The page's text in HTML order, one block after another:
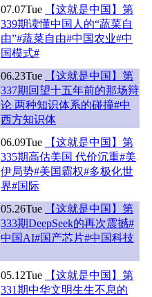
07.07Tue
【这就是中国】第
339期读懂中国人的“蔬菜自
由”#蔬菜自由#中国农业#中
国模式#
06.23Tue
【这就是中国】第
337期回望十五年前的那场辩
论 两种知识体系的碰撞#中
西方知识体
06.09Tue
【这就是中国】第
335期高估美国 代价沉重#美
伊局势#美国霸权#多极化世
界#国际
05.26Tue
【这就是中国】第
333期DeepSeek的再次震撼#
中国AI#国产芯片#中国科技
05.12Tue
【这就是中国】第
331期中华文明生生不息的